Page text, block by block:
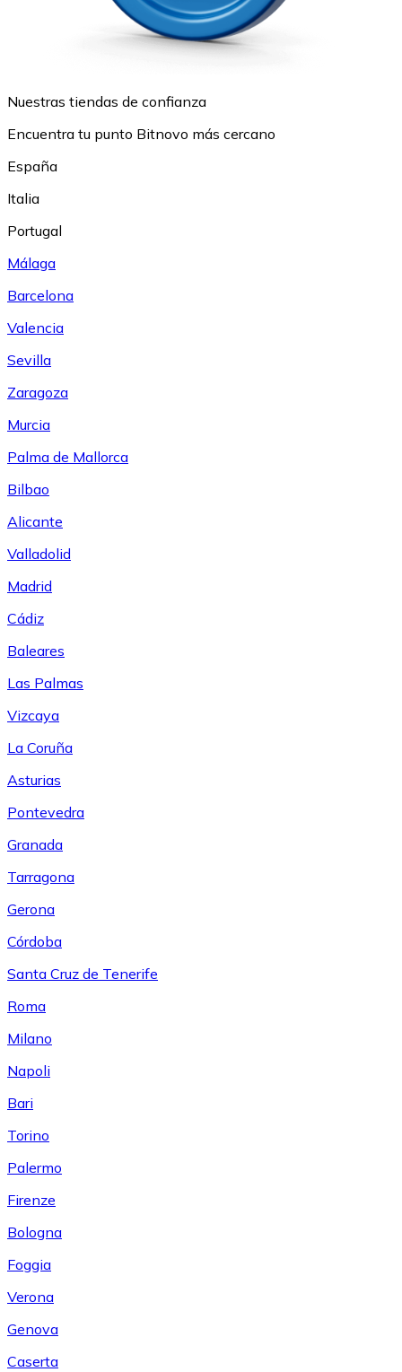
Nuestras tiendas de confianza
Encuentra tu punto Bitnovo más cercano
España
Italia
Portugal
Málaga
Barcelona
Valencia
Sevilla
Zaragoza
Murcia
Palma de Mallorca
Bilbao
Alicante
Valladolid
Madrid
Cádiz
Baleares
Las Palmas
Vizcaya
La Coruña
Asturias
Pontevedra
Granada
Tarragona
Gerona
Córdoba
Santa Cruz de Tenerife
Roma
Milano
Napoli
Bari
Torino
Palermo
Firenze
Bologna
Foggia
Verona
Genova
Caserta